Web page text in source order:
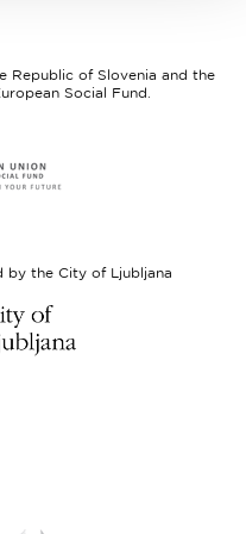
Fund
Republic of Slovenia and the
Social Fund.
by the City of Ljubljana